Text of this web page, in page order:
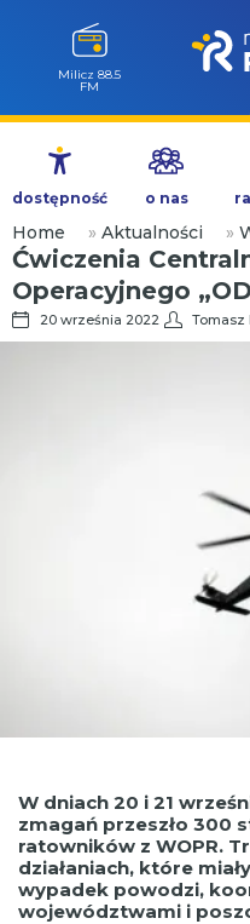
Przejdź
treści
Milicz 88.5
FM
dostępność o nas
Home » Aktualności »
Ćwiczenia
Operacyjnego
20 września 2022 Tomasz
W dniach 20 i 21
zmagań przeszło 300
ratowników z WOPR.
działaniach, które
wypadek powodzi,
województwami i